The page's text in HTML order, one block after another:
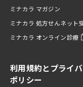
ミナカラ マガジン
ミナカラ 処方せんネット
ミナカラ オンライン診療
利用規約とプライ
ポリシー